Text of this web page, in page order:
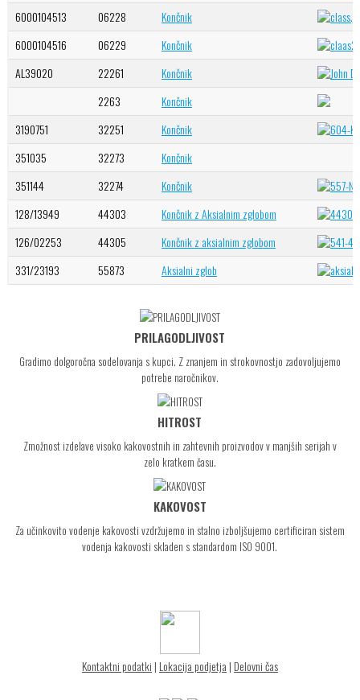
6000104513
06228
Končnik
6000104516
06229
Končnik
AL39020
22261
Končnik
2263
Končnik
3190751
32251
Končnik
351035
32273
Končnik
351144
32274
Končnik
128/13949
44303
Končnik z Aksialnim zglobom
126/02253
44305
Končnik z aksialnim zglobom
331/23193
55873 Aksialni zglob
PRILAGODLJIVOST
Gradimo dolgoročna sodelovanja s kupci. Z znanjem in strokovnostjo zadovoljujemo
potrebe naročnikov.
HITROST
Zmožnost izdelave visoko kakovostnih in zahtevnih proizvodov v manjših serijah v
zelo kratkem času.
KAKOVOST
Za učinkovito vodenje kakovosti vzdržujemo in stalno izboljšujemo certificiran sistem
vodenja kakovosti skladen s standardom ISO 9001.
Kontaktni podatki | Lokacija podjetja | Delovni čas